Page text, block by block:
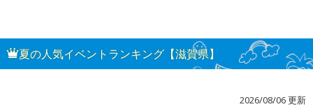
夏の人気イベントランキング【滋賀県】
2026/08/06 更新